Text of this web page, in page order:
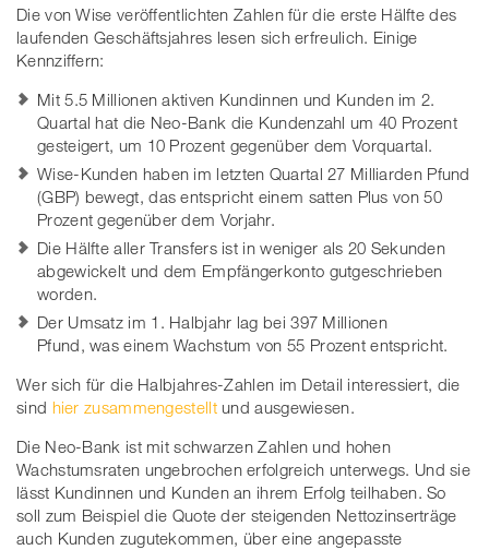
Die von Wise veröffentlichten Zahlen für die erste Hälfte des
laufenden Geschäftsjahres lesen sich erfreulich. Einige
Kennziffern:
Mit 5.5 Millionen aktiven Kundinnen und Kunden im 2.
Quartal hat die Neo-Bank die Kundenzahl um 40 Prozent
gesteigert, um 10 Prozent gegenüber dem Vorquartal.
Wise-Kunden haben im letzten Quartal 27 Milliarden Pfund
(GBP) bewegt, das entspricht einem satten Plus von 50
Prozent gegenüber dem Vorjahr.
Die Hälfte aller Transfers ist in weniger als 20 Sekunden
abgewickelt und dem Empfängerkonto gutgeschrieben
worden.
Der Umsatz im 1. Halbjahr lag bei 397 Millionen
Pfund, was einem Wachstum von 55 Prozent entspricht.
Wer sich für die Halbjahres-Zahlen im Detail interessiert, die
sind hier zusammengestelltund ausgewiesen.
Die Neo-Bank ist mit schwarzen Zahlen und hohen
Wachstumsraten ungebrochen erfolgreich unterwegs. Und sie
lässt Kundinnen und Kunden an ihrem Erfolg teilhaben. So
soll zum Beispiel die Quote der steigenden Nettozinserträge
auch Kunden zugutekommen, über eine angepasste